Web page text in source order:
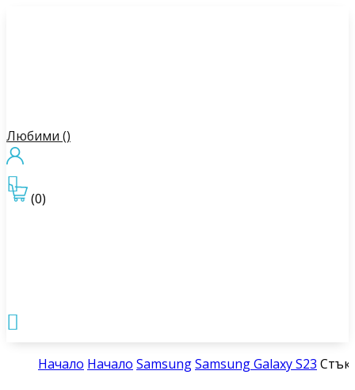
Любими ()
(0)


Начало Начало SamsungSamsung Galaxy S23